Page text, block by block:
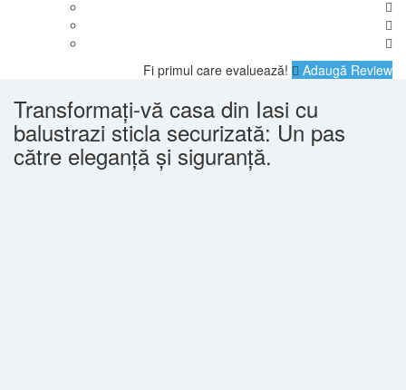
Fi primul care evaluează! Adaugă Review
Transformați-vă casa din Iasi cu
balustrazi sticla securizată: Un pas
către eleganță și siguranță.